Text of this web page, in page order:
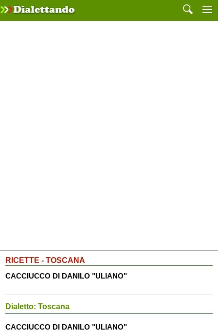
RICETTE - TOSCANA
CACCIUCCO DI DANILO "ULIANO"
Dialetto: Toscana
CACCIUCCO DI DANILO "ULIANO"